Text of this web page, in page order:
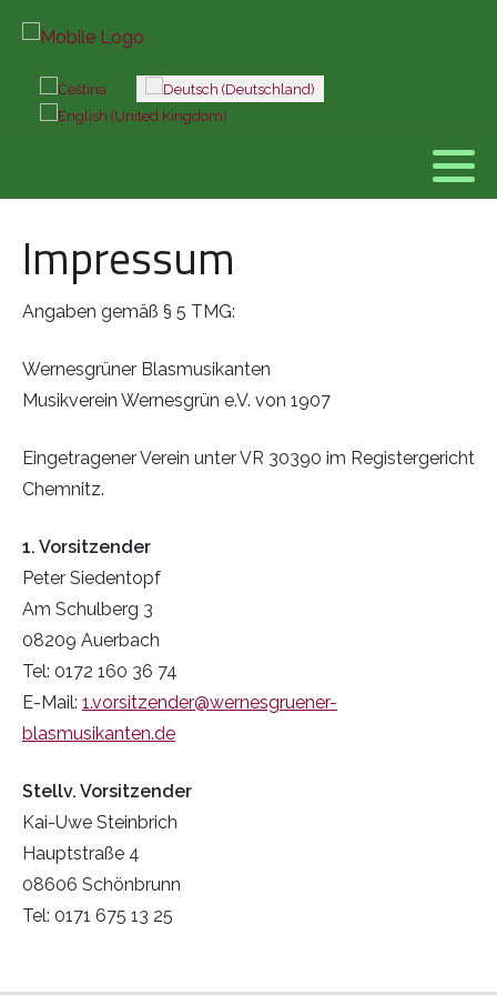
Sprache auswählen
Impressum
Angaben gemäß § 5 TMG:
Wernesgrüner Blasmusikanten
Musikverein Wernesgrün e.V. von 1907
Eingetragener Verein unter VR 30390 im Registergericht
Chemnitz.
1. Vorsitzender
Peter Siedentopf
Am Schulberg 3
08209 Auerbach
Tel: 0172 160 36 74
E-Mail: 1.vorsitzender@wernesgruener-
blasmusikanten.de
Stellv. Vorsitzender
Kai-Uwe Steinbrich
Hauptstraße 4
08606 Schönbrunn
Tel: 0171 675 13 25